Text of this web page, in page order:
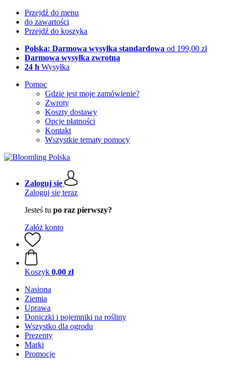
Przejdź do menu
do zawartości
Przejdź do koszyka
Polska: Darmowa wysyłka standardowa od 199,00 zł
Darmowa wysyłka zwrotna
24 h Wysyłka
Pomoc
Gdzie jest moje zamówienie?
Zwroty
Koszty dostawy
Opcje płatności
Kontakt
Wszystkie tematy pomocy
Zaloguj się
Zaloguj się teraz
Jesteś tu po raz pierwszy?
Załóż konto
Koszyk 0,00 zł
Nasiona
Ziemia
Uprawa
Doniczki i pojemniki na rośliny
Wszystko dla ogrodu
Prezenty
Marki
Promocje